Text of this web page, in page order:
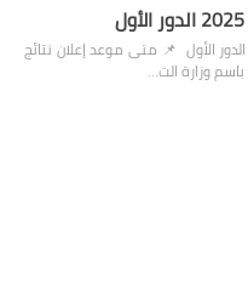
نتائج الثالث المتوسط 2025 الدور الأول 📌 متى موعد إعلان نتائج